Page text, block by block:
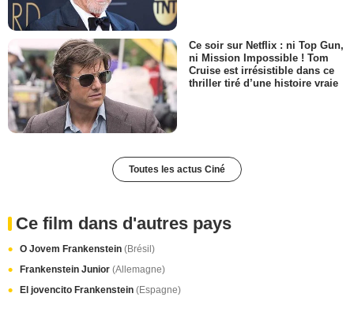
Ce soir sur Netflix : ni Top Gun,
ni Mission Impossible ! Tom
Cruise est irrésistible dans ce
thriller tiré d’une histoire vraie
Toutes les actus Ciné
Ce film dans d'autres pays
O Jovem Frankenstein (Brésil)
Frankenstein Junior (Allemagne)
El jovencito Frankenstein (Espagne)